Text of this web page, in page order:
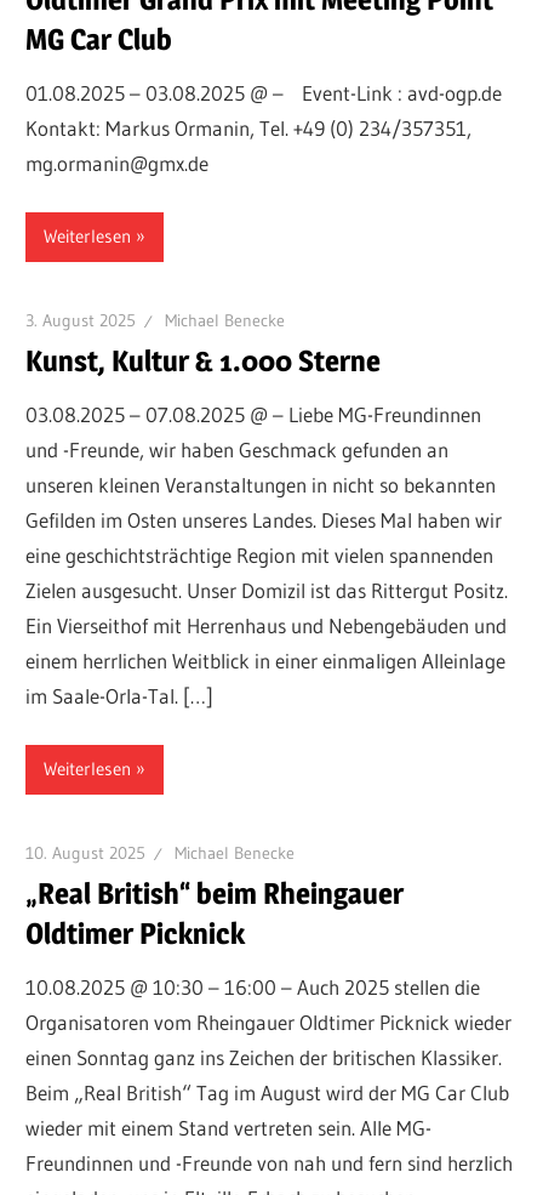
MG Car Club
01.08.2025 – 03.08.2025 @ – Event-Link : avd-ogp.de
Kontakt: Markus Ormanin, Tel. +49 (0) 234/357351,
mg.ormanin@gmx.de
Weiterlesen
3. August 2025 Michael Benecke
Kunst, Kultur & 1.000 Sterne
03.08.2025 – 07.08.2025 @ – Liebe MG-Freundinnen
und -Freunde, wir haben Geschmack gefunden an
unseren kleinen Veran­staltungen in nicht so bekannten
Gefilden im Osten unseres Landes. Dieses Mal haben wir
eine geschichtsträchtige Region mit vielen spannenden
Zielen ausgesucht. Unser Domizil ist das Rittergut Positz.
Ein Vierseithof mit Herren­haus und Nebengebäuden und
einem herrlichen Weit­blick in einer einmaligen Alleinlage
im Saale-Orla-Tal. […]
Weiterlesen
10. August 2025 Michael Benecke
„Real British“ beim Rheingauer
Oldtimer Picknick
10.08.2025 @ 10:30 – 16:00 – Auch 2025 stellen die
Organisatoren vom Rheingauer Oldtimer Picknick wieder
einen Sonntag ganz ins Zeichen der britischen Klassiker.
Beim „Real British“ Tag im August wird der MG Car Club
wieder mit einem Stand vertreten sein. Alle MG-
Freundinnen und -Freunde von nah und fern sind herzlich